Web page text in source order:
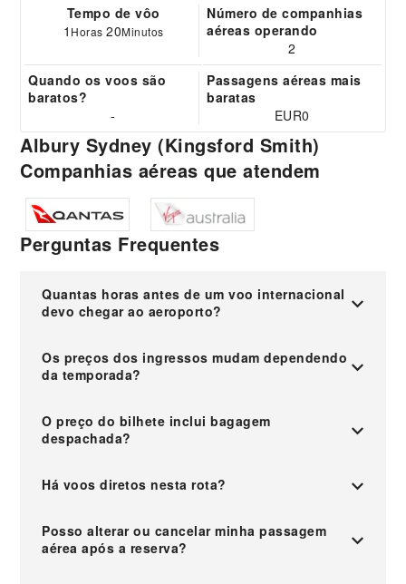
Tempo de vôo
1 Horas20Minutos
Número de companhias
aéreas operando
2
Quando os voos são
baratos?
-
Passagens aéreas mais
baratas
EUR0
Albury Sydney (Kingsford Smith)
Companhias aéreas que atendem
Perguntas Frequentes
Quantas horas antes de um voo internacional
devo chegar ao aeroporto?
Os preços dos ingressos mudam dependendo
da temporada?
O preço do bilhete inclui bagagem
despachada?
Há voos diretos nesta rota?
Posso alterar ou cancelar minha passagem
aérea após a reserva?